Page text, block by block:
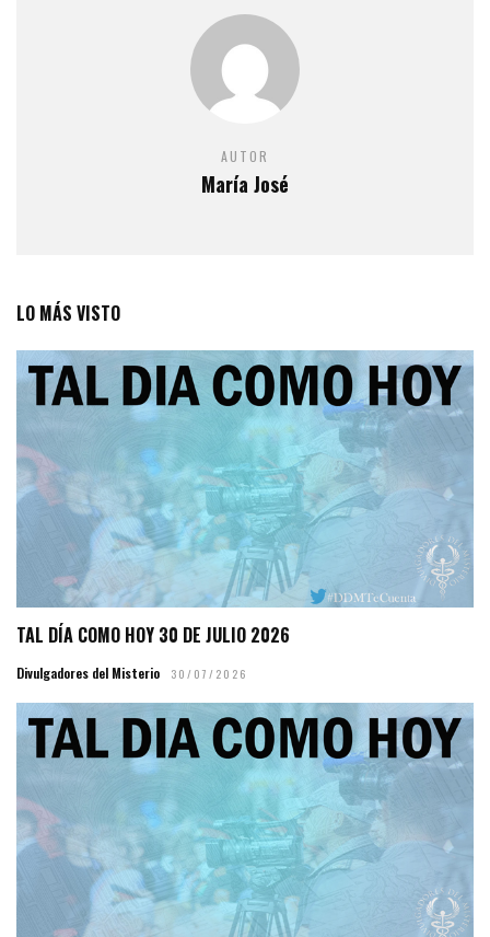
AUTOR
María José
LO MÁS VISTO
TAL DÍA COMO HOY 30 DE JULIO 2026
Divulgadores del Misterio 30/07/2026